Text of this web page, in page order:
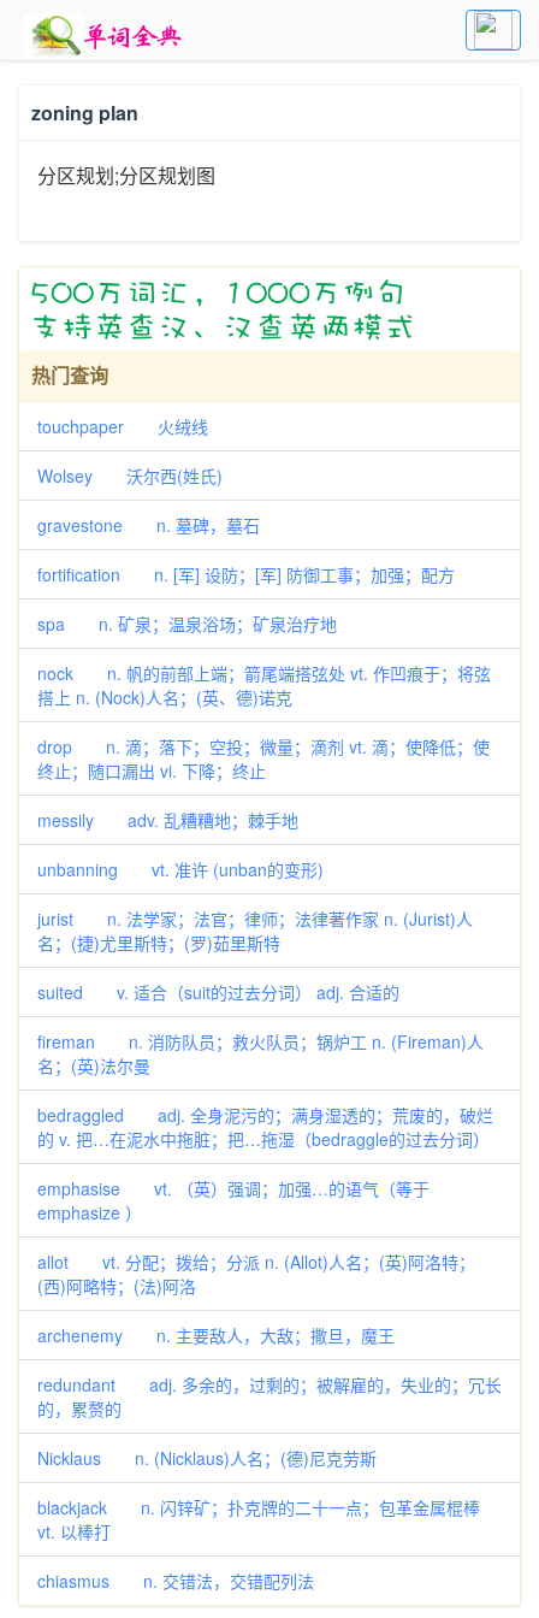
zoning plan
分区规划;分区规划图
热门查询
touchpaper 火绒线
Wolsey 沃尔西(姓氏)
gravestone n. 墓碑，墓石
fortification n. [军] 设防；[军] 防御工事；加强；配方
spa n. 矿泉；温泉浴场；矿泉治疗地
nock n. 帆的前部上端；箭尾端搭弦处 vt. 作凹痕于；将弦
搭上 n. (Nock)人名；(英、德)诺克
drop n. 滴；落下；空投；微量；滴剂 vt. 滴；使降低；使
终止；随口漏出 vi. 下降；终止
messily adv. 乱糟糟地；棘手地
unbanning vt. 准许 (unban的变形)
jurist n. 法学家；法官；律师；法律著作家 n. (Jurist)人
名；(捷)尤里斯特；(罗)茹里斯特
suited v. 适合（suit的过去分词） adj. 合适的
fireman n. 消防队员；救火队员；锅炉工 n. (Fireman)人
名；(英)法尔曼
bedraggled adj. 全身泥污的；满身湿透的；荒废的，破烂
的 v. 把…在泥水中拖脏；把…拖湿（bedraggle的过去分词）
emphasise vt. （英）强调；加强…的语气（等于
emphasize ）
allot vt. 分配；拨给；分派 n. (Allot)人名；(英)阿洛特；
(西)阿略特；(法)阿洛
archenemy n. 主要敌人，大敌；撒旦，魔王
redundant adj. 多余的，过剩的；被解雇的，失业的；冗长
的，累赘的
Nicklaus n. (Nicklaus)人名；(德)尼克劳斯
blackjack n. 闪锌矿；扑克牌的二十一点；包革金属棍棒
vt. 以棒打
chiasmus n. 交错法，交错配列法